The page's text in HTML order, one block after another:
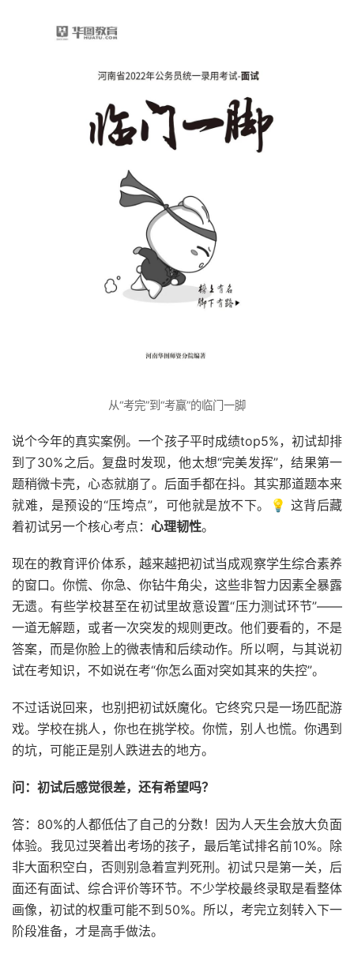
从“考完”到“考赢”的临门一脚
说个今年的真实案例。一个孩子平时成绩top5%，初试却排
到了30%之后。复盘时发现，他太想“完美发挥”，结果第一
题稍微卡壳，心态就崩了。后面手都在抖。其实那道题本来
就难，是预设的“压垮点”，可他就是放不下。💡 这背后藏
着初试另一个核心考点： 心理韧性。
现在的教育评价体系，越来越把初试当成观察学生综合素养
的窗口。你慌、你急、你钻牛角尖，这些非智力因素全暴露
无遗。有些学校甚至在初试里故意设置“压力测试环节”——
一道无解题，或者一次突发的规则更改。他们要看的，不是
答案，而是你脸上的微表情和后续动作。所以啊，与其说初
试在考知识，不如说在考“你怎么面对突如其来的失控”。
不过话说回来，也别把初试妖魔化。它终究只是一场匹配游
戏。学校在挑人，你也在挑学校。你慌，别人也慌。你遇到
的坑，可能正是别人跌进去的地方。
问：初试后感觉很差，还有希望吗？
答：80%的人都低估了自己的分数！因为人天生会放大负面
体验。我见过哭着出考场的孩子，最后笔试排名前10%。除
非大面积空白，否则别急着宣判死刑。初试只是第一关，后
面还有面试、综合评价等环节。不少学校最终录取是看整体
画像，初试的权重可能不到50%。所以，考完立刻转入下一
阶段准备，才是高手做法。